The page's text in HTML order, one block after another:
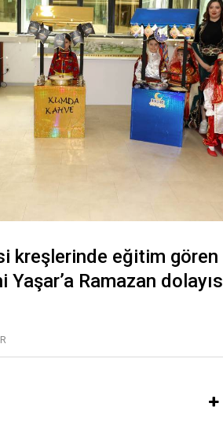
kreşlerinde eğitim gören
Yaşar’a Ramazan